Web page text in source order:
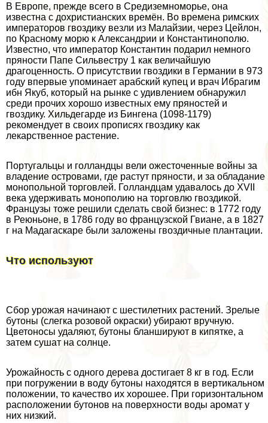
В Европе, прежде всего в Средиземноморье, она
известна с дохристианских времён. Во времена римских
императоров гвоздику везли из Малайзии, через Цейлон,
по Красному морю к Александрии и Константинополю.
Известно, что император Константин подарил немного
пряности Папе Сильвестру 1 как величайшую
драгоценность. О присутствии гвоздики в Германии в 973
году впервые упоминает арабский купец и врач Ибрагим
ибн Якуб, который на рынке с удивлением обнаружил
среди прочих хорошо известных ему пряностей и
гвоздику. Хильдегарде из Бингена (1098-1179)
рекомендует в своих прописях гвоздику как
лекарственное растение.
Португальцы и голландцы вели ожесточенные войны за
владение островами, где растут пряности, и за обладание
монопольной торговлей. Голландцам удавалось до XVII
века удерживать монополию на торговлю гвоздикой.
Французы тоже решили сделать свой бизнес: в 1772 году
в Реюньоне, в 1786 году во французской Гвиане, а в 1827
г на Мадагаскаре были заложены гвоздичные плантации.
Что используют
Сбор урожая начинают с шести­летних растений. Зрелые
бутоны (слегка розовой ок­раски) убирают вручную.
Цветоносы удаляют, бутоны бланшируют в кипятке, а
затем сушат на солнце.
Урожайность с одного дерева достигает 8 кг в год. Если
при погружении в воду бутоны находятся в вер­тикальном
положении, то качество их хорошее. При горизонтальном
расположении бутонов на поверхности воды аромат у
них низкий.